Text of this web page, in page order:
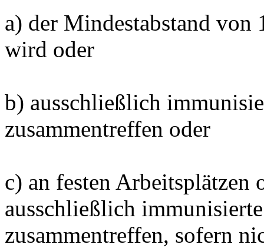
a) der Mindestabstand von
wird oder
b) ausschließlich
zusammentreffen oder
c) an festen Arbeitsplätzen
ausschließlich
zusammentreffen, sofern